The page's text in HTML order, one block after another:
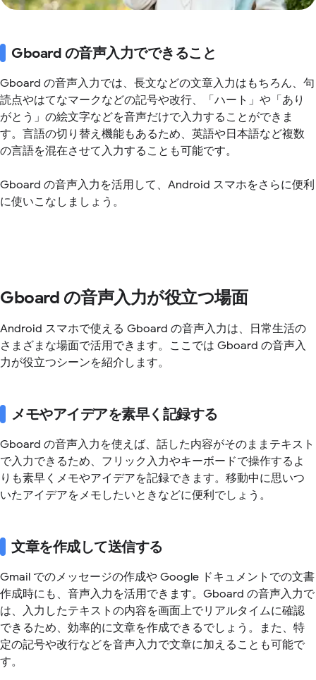
Gboard の音声入力でできること
Gboard の音声入力では、長文などの文章入力はもちろん、句
読点やはてなマークなどの記号や改行、「ハート」や「あり
がとう」の絵文字などを音声だけで入力することができま
す。言語の切り替え機能もあるため、英語や日本語など複数
の言語を混在させて入力することも可能です。
Gboard の音声入力を活用して、Android スマホをさらに便利
に使いこなしましょう。
Gboard の音声入力が役立つ場面
Android スマホで使える Gboard の音声入力は、日常生活の
さまざまな場面で活用できます。ここでは Gboard の音声入
力が役立つシーンを紹介します。
メモやアイデアを素早く記録する
Gboard の音声入力を使えば、話した内容がそのままテキスト
で入力できるため、フリック入力やキーボードで操作するよ
りも素早くメモやアイデアを記録できます。移動中に思いつ
いたアイデアをメモしたいときなどに便利でしょう。
文章を作成して送信する
Gmail でのメッセージの作成や Google ドキュメントでの文書
作成時にも、音声入力を活用できます。Gboard の音声入力で
は、入力したテキストの内容を画面上でリアルタイムに確認
できるため、効率的に文章を作成できるでしょう。また、特
定の記号や改行などを音声入力で文章に加えることも可能で
す。